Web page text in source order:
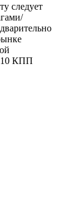
следует
КПП